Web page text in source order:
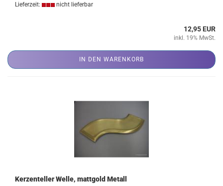
Lieferzeit:
nicht lieferbar
12,95 EUR
inkl. 19% MwSt.
IN DEN WARENKORB
Kerzenteller Welle, mattgold Metall